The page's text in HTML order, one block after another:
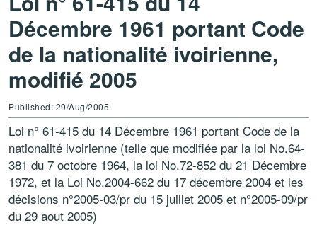
Décembre 1961 portant Code
de la nationalité ivoirienne,
modifié 2005
Published: 29/Aug/2005
Loi n° 61-415 du 14 Décembre 1961 portant Code de la
nationalité ivoirienne (telle que modifiée par la loi No.64-
381 du 7 octobre 1964, la loi No.72-852 du 21 Décembre
1972, et la Loi No.2004-662 du 17 décembre 2004 et les
décisions n°2005-03/pr du 15 juillet 2005 et n°2005-09/pr
du 29 aout 2005)